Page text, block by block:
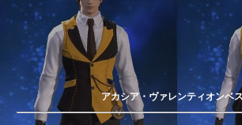
アカシア・ヴァレンティオンベ